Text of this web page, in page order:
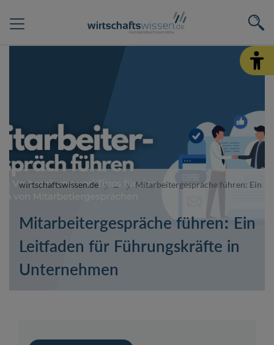
wirtschaftswissen.de Mitarbeitergespräche führen: Ein
Mitarbeitergespräche führen: Ein
Leitfaden für Führungskräfte in
Unternehmen